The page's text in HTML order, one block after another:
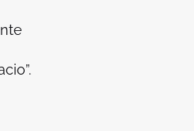
”.